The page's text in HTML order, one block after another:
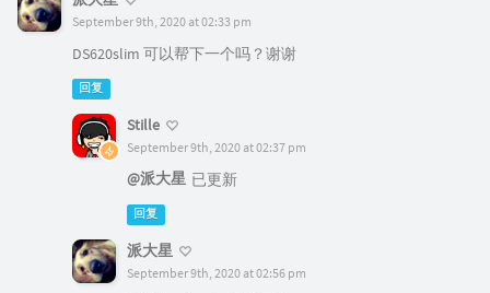
September 9th, 2020 at 02:33 pm
DS620slim 可以帮下一个吗？谢谢
回复
Stille
September 9th, 2020 at 02:37 pm
@派大星 已更新
回复
派大星
September 9th, 2020 at 02:56 pm